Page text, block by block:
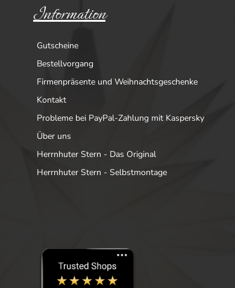
Information
Gutscheine
Bestellvorgang
Firmenpräsente und Weihnachtsgeschenke
Kontakt
Probleme bei PayPal-Zahlung mit Kaspersky
Über uns
Herrnhuter Stern - Das Original
Herrnhuter Stern - Selbstmontage